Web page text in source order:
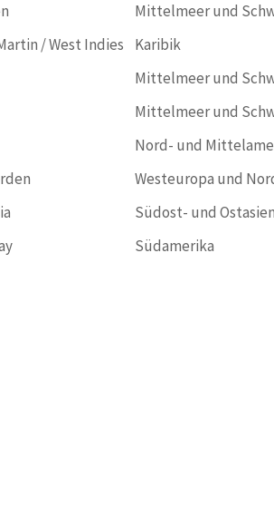
Mittelmeer und
/ West Indies
Karibik
Mittelmeer und
Mittelmeer und
Nord- und
Westeuropa und
Südost- und Ostasien
Südamerika